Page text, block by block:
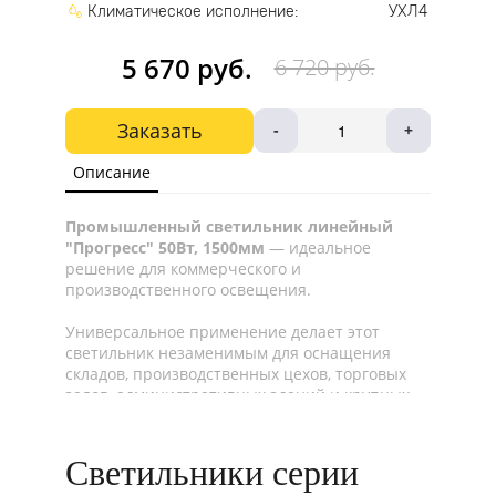
5 670 руб. 6 720 руб.
Заказать - +
Климатическое исполнение: УХЛ4
Описание
Промышленный светильник линейный
"Прогресс" 50Вт, 1500мм — идеальное
решение для коммерческого и
производственного освещения.
Универсальное применение делает этот
светильник незаменимым для оснащения
складов, производственных цехов, торговых
залов, административных зданий и крупных
Инновационная конструкция позволяет
создавать непрерывные световые линии
Светильники серии